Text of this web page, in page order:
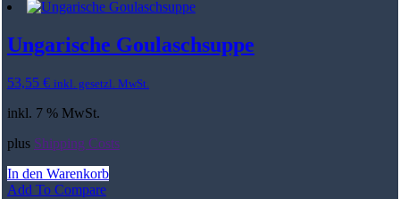
Ungarische Goulaschsuppe
53,55 € inkl. gesetzl. MwSt.
inkl. 7 % MwSt.
plus Shipping Costs
In den Warenkorb
Add To Compare